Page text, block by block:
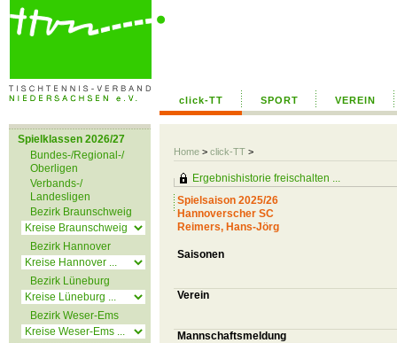
click-TT SPORT VEREIN
Home > click-TT >
Spielklassen 2026/27
Bundes-/Regional-/
Oberligen
Verbands-/
Landesligen
Bezirk Braunschweig
Bezirk Hannover
Bezirk Lüneburg
Bezirk Weser-Ems
Ergebnishistorie freischalten ...
Spielsaison 2025/26
Hannoverscher SC
Reimers, Hans-Jörg
Saisonen
Verein
Mannschaftsmeldung